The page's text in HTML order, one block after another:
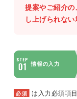
提案やご紹介
し上げられない
STEP
01 情報の入力
必須 は入力必須項